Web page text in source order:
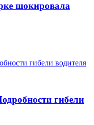
шокировала
гибели